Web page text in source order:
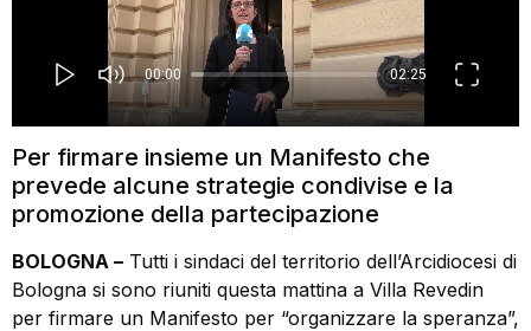
Per firmare insieme un Manifesto che
prevede alcune strategie condivise e la
promozione della partecipazione
BOLOGNA – Tutti i sindaci del territorio dell’Arcidiocesi di
Bologna si sono riuniti questa mattina a Villa Revedin
per firmare un Manifesto per “organizzare la speranza”,